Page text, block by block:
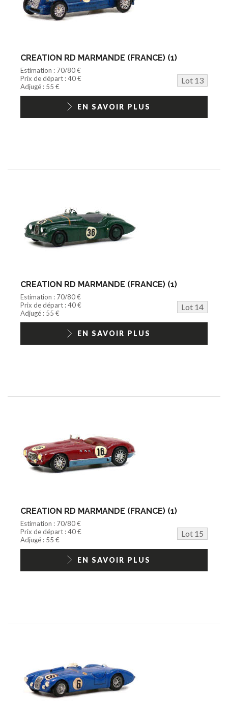
CREATION RD MARMANDE (FRANCE) (1)
Estimation : 70/80 €
Prix de départ : 40 €
Lot 13
Adjugé : 55 €
EN SAVOIR PLUS
CREATION RD MARMANDE (FRANCE) (1)
Estimation : 70/80 €
Prix de départ : 40 €
Lot 14
Adjugé : 55 €
EN SAVOIR PLUS
CREATION RD MARMANDE (FRANCE) (1)
Estimation : 70/80 €
Prix de départ : 40 €
Lot 15
Adjugé : 55 €
EN SAVOIR PLUS